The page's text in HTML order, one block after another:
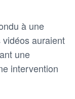
à une
vidéos auraient
une
intervention